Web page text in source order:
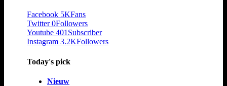
Facebook 5KFans
Twitter 0Followers
Youtube 401Subscriber
Instagram 3.2KFollowers
Today's pick
Nieuw